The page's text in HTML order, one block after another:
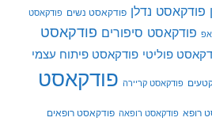
פודקאסט נדלן פודקאסט נשים פודקאסט
פודקאסט סיפורים פודקאסט
פוליטי פודקאסט פיתוח עצמי
פודקאסט קריירה פודקאסט
רופא פודקאסט רופאה פודקאסט רופאים